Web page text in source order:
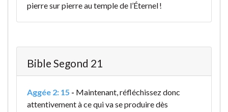
pierre sur pierre au temple de l’Éternel !
Bible Segond 21
Aggée 2: 15 - Maintenant, réfléchissez donc
attentivement à ce qui va se produire dès